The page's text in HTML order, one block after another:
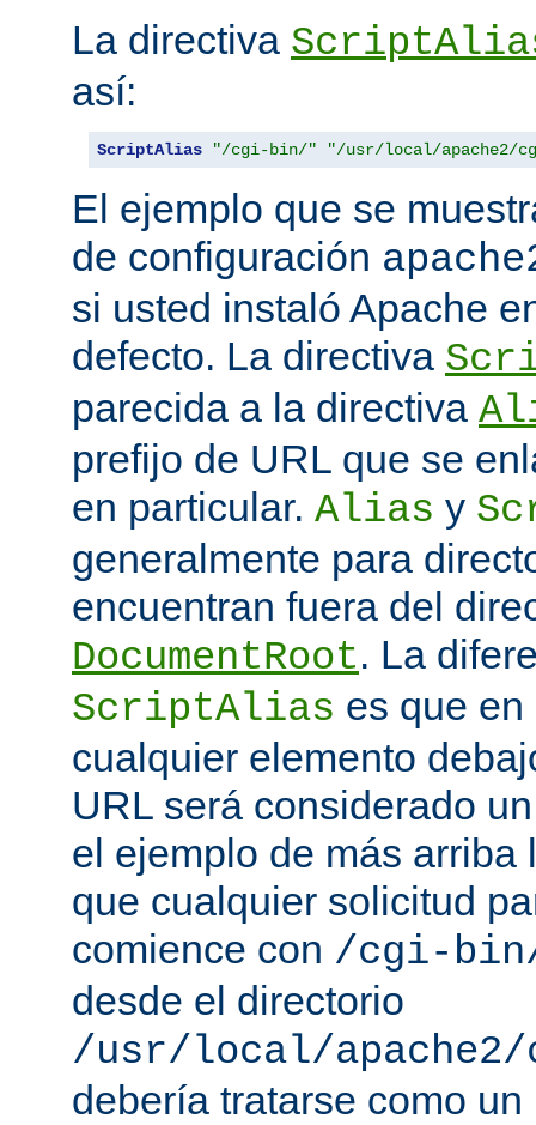
La directiva
así:
ScriptAlias "/cgi-bin/" "/usr/local/apache2/
El ejemplo que se
de configuración
si usted instaló Apache
defecto. La directiva
parecida a la directiva
prefijo de URL que se
en particular. Alias y
generalmente para
encuentran fuera del
DocumentRoot. La
ScriptAlias es que en
cualquier elemento
URL será considerado
el ejemplo de más arriba
que cualquier solicitud
comience con /cgi-
desde el directorio
/usr/local/
debería tratarse como